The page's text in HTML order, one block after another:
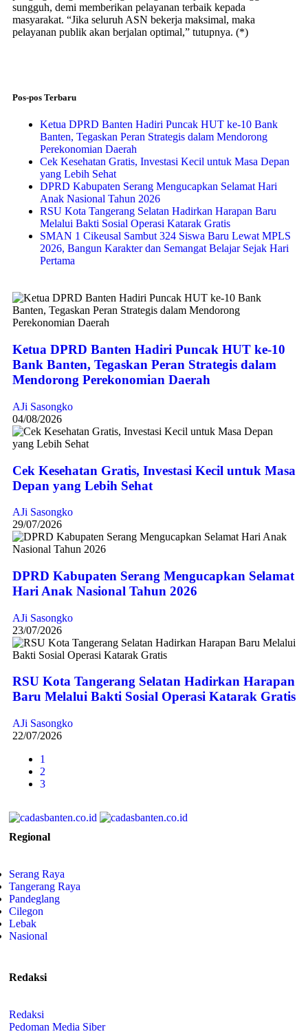
sungguh, demi memberikan pelayanan terbaik kepada
masyarakat. “Jika seluruh ASN bekerja maksimal, maka
pelayanan publik akan berjalan optimal,” tutupnya. (*)
Pos-pos Terbaru
Ketua DPRD Banten Hadiri Puncak HUT ke-10 Bank
Banten, Tegaskan Peran Strategis dalam Mendorong
Perekonomian Daerah
Cek Kesehatan Gratis, Investasi Kecil untuk Masa Depan
yang Lebih Sehat
DPRD Kabupaten Serang Mengucapkan Selamat Hari
Anak Nasional Tahun 2026
RSU Kota Tangerang Selatan Hadirkan Harapan Baru
Melalui Bakti Sosial Operasi Katarak Gratis
SMAN 1 Cikeusal Sambut 324 Siswa Baru Lewat MPLS
2026, Bangun Karakter dan Semangat Belajar Sejak Hari
Pertama
Ketua DPRD Banten Hadiri Puncak HUT ke-10
Bank Banten, Tegaskan Peran Strategis dalam
Mendorong Perekonomian Daerah
AJi Sasongko
04/08/2026
Cek Kesehatan Gratis, Investasi Kecil untuk Masa
Depan yang Lebih Sehat
AJi Sasongko
29/07/2026
DPRD Kabupaten Serang Mengucapkan Selamat
Hari Anak Nasional Tahun 2026
AJi Sasongko
23/07/2026
RSU Kota Tangerang Selatan Hadirkan Harapan
Baru Melalui Bakti Sosial Operasi Katarak Gratis
AJi Sasongko
22/07/2026
1
2
3
Regional
Serang Raya
Tangerang Raya
Pandeglang
Cilegon
Lebak
Nasional
Redaksi
Redaksi
Pedoman Media Siber